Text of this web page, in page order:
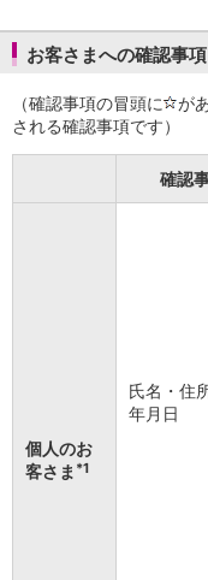
新規お借入れの方
お借換えの方
フラット35
リ・バース60
目的別ローンマイページ
国内旅行傷害保険
スマホ保険
お客さまへの確認事
（確認事項の冒頭に
が
される確認事項です）
確認
個人のお
客さま *1
氏名・住
年月日